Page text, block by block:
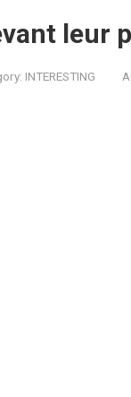
leur
INTERESTING